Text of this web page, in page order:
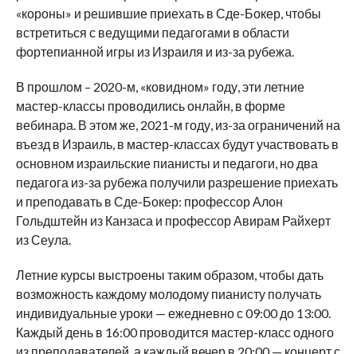
«короны» и решившие приехать в Сде-Бокер, чтобы
встретиться с ведущими педагогами в области
фортепианной игры из Израиля и из-за рубежа.
В прошлом – 2020-м, «ковидном» году, эти летние
мастер-классы проводились онлайн, в форме
вебинара. В этом же, 2021-м году, из-за ограничений на
въезд в Израиль, в мастер-классах будут участвовать в
основном израильские пианисты и педагоги, но два
педагога из-за рубежа получили разрешение приехать
и преподавать в Сде-Бокер: профессор Алон
Гольдштейн из Канзаса и профессор Авирам Райхерт
из Сеула.
Летние курсы выстроены таким образом, чтобы дать
возможность каждому молодому пианисту получать
индивидуальные уроки — ежедневно с 09:00 до 13:00.
Каждый день в 16:00 проводится мастер-класс одного